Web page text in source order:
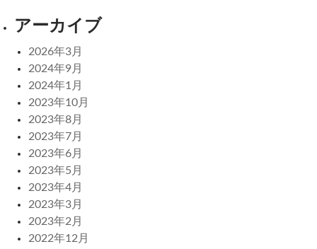
アーカイブ
2026年3月
2024年9月
2024年1月
2023年10月
2023年8月
2023年7月
2023年6月
2023年5月
2023年4月
2023年3月
2023年2月
2022年12月